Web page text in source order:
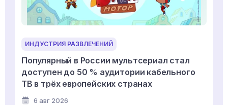
ИНДУСТРИЯ РАЗВЛЕЧЕНИЙ
Популярный в России мультсериал стал
доступен до 50 % аудитории кабельного
ТВ в трёх европейских странах
6 авг 2026